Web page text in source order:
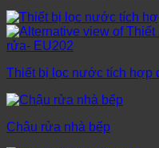
Thiết bị lọc nước tích hợp
Chậu rửa nhà bếp